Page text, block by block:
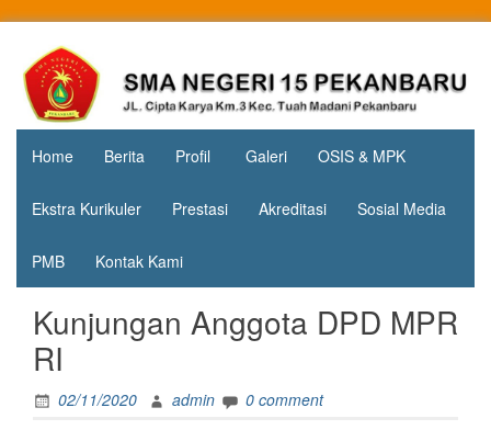
contentSMA
Negeri 15
Pekanbaru
Jl. Cipta
Karya
KM.3, Kec.
Tuah
Madani,
Home Berita Profil Galeri OSIS & MPK
Ekstra Kurikuler Prestasi Akreditasi Sosial Media
PMB Kontak Kami
Kunjungan Anggota DPD MPR
RI
02/11/2020 admin
0 comment